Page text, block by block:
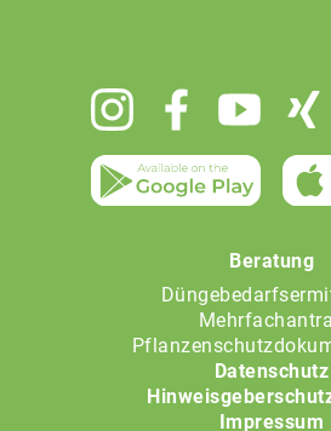
Beratung
Datenschutz
Impressum